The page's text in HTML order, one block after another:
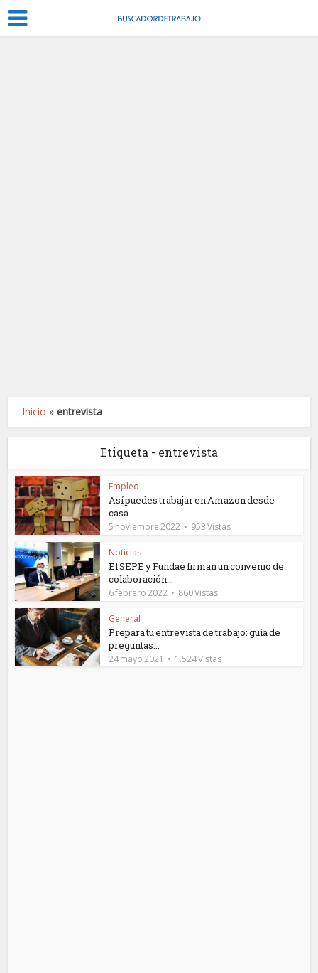
Inicio »entrevista
Etiqueta - entrevista
Empleo
Así puedes trabajar en Amazon desde
casa
5 noviembre 2022 953 Vistas
Noticias
El SEPE y Fundae firman un convenio de
colaboración...
6 febrero 2022 860 Vistas
General
Prepara tu entrevista de trabajo: guía de
preguntas...
24 mayo 2021 1.524 Vistas